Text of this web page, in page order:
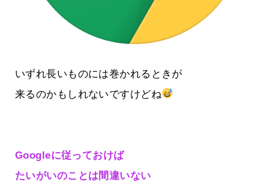
いずれ長いものには巻かれるときが
来るのかもしれないですけどね
Googleに従っておけば
たいがいのことは間違いない